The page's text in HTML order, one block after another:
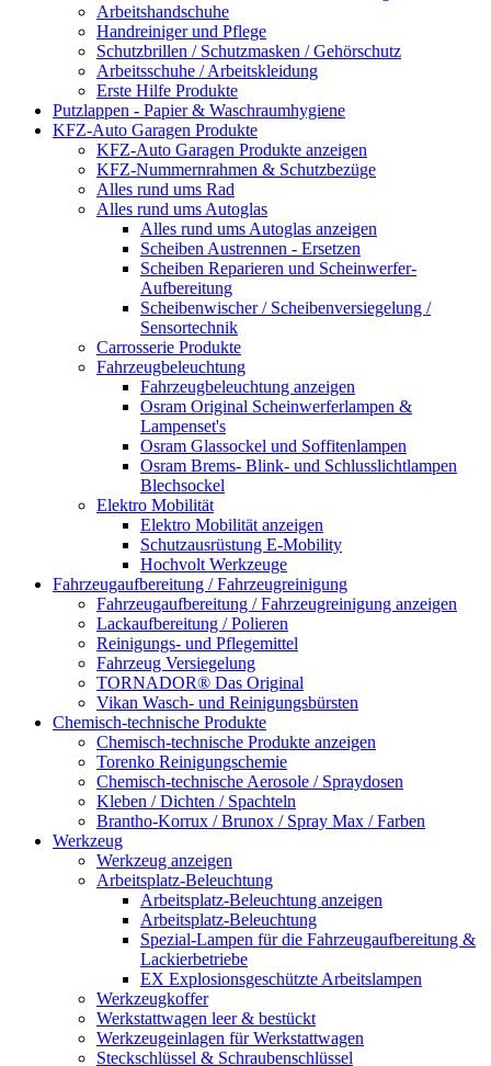
Arbeitshandschuhe
Handreiniger und Pflege
Schutzbrillen / Schutzmasken / Gehörschutz
Arbeitsschuhe / Arbeitskleidung
Erste Hilfe Produkte
Putzlappen - Papier & Waschraumhygiene
KFZ-Auto Garagen Produkte
KFZ-Auto Garagen Produkte anzeigen
KFZ-Nummernrahmen & Schutzbezüge
Alles rund ums Rad
Alles rund ums Autoglas
Alles rund ums Autoglas anzeigen
Scheiben Austrennen - Ersetzen
Scheiben Reparieren und Scheinwerfer-
Aufbereitung
Scheibenwischer / Scheibenversiegelung /
Sensortechnik
Carrosserie Produkte
Fahrzeugbeleuchtung
Fahrzeugbeleuchtung anzeigen
Osram Original Scheinwerferlampen &
Lampenset's
Osram Glassockel und Soffitenlampen
Osram Brems- Blink- und Schlusslichtlampen
Blechsockel
Elektro Mobilität
Elektro Mobilität anzeigen
Schutzausrüstung E-Mobility
Hochvolt Werkzeuge
Fahrzeugaufbereitung / Fahrzeugreinigung
Fahrzeugaufbereitung / Fahrzeugreinigung anzeigen
Lackaufbereitung / Polieren
Reinigungs- und Pflegemittel
Fahrzeug Versiegelung
TORNADOR® Das Original
Vikan Wasch- und Reinigungsbürsten
Chemisch-technische Produkte
Chemisch-technische Produkte anzeigen
Torenko Reinigungschemie
Chemisch-technische Aerosole / Spraydosen
Kleben / Dichten / Spachteln
Brantho-Korrux / Brunox / Spray Max / Farben
Werkzeug
Werkzeug anzeigen
Arbeitsplatz-Beleuchtung
Arbeitsplatz-Beleuchtung anzeigen
Arbeitsplatz-Beleuchtung
Spezial-Lampen für die Fahrzeugaufbereitung &
Lackierbetriebe
EX Explosionsgeschützte Arbeitslampen
Werkzeugkoffer
Werkstattwagen leer & bestückt
Werkzeugeinlagen für Werkstattwagen
Steckschlüssel & Schraubenschlüssel